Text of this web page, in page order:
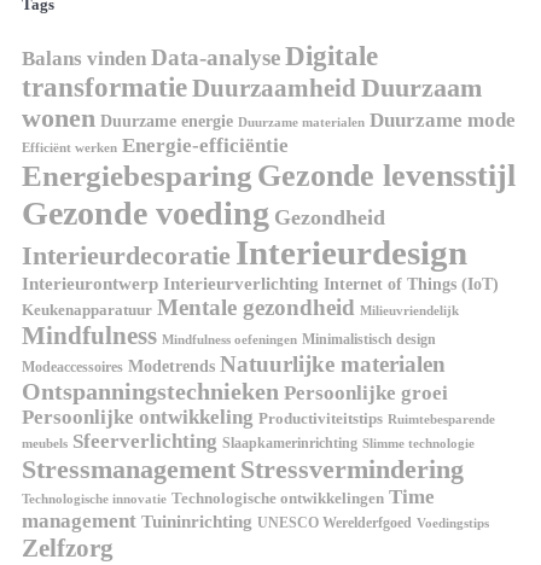
Tags
Balans vinden Data-analyseDigitale
transformatieDuurzaamheidDuurzaam
wonen Duurzame energie Duurzame materialen Duurzame mode
Efficiënt werken Energie-efficiëntie
Energiebesparing Gezonde levensstijl
Gezonde voeding Gezondheid
Interieurdecoratie Interieurdesign
Interieurontwerp Interieurverlichting Internet of Things (IoT)
Keukenapparatuur Mentale gezondheid Milieuvriendelijk
Mindfulness Mindfulness oefeningen Minimalistisch design
Modeaccessoires Modetrends Natuurlijke materialen
Ontspanningstechnieken Persoonlijke groei
Persoonlijke ontwikkeling Productiviteitstips Ruimtebesparende
meubels Sfeerverlichting Slaapkamerinrichting Slimme technologie
Stressmanagement Stressvermindering
Technologische innovatie Technologische ontwikkelingen Time
management Tuininrichting UNESCO Werelderfgoed Voedingstips
Zelfzorg